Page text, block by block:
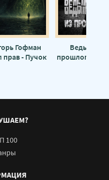
Гофман
прав - Пучок
Ведьма из
прошлого -
100